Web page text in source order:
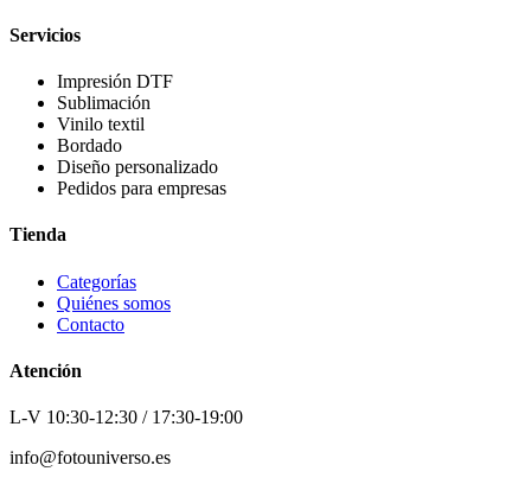
Servicios
Impresión DTF
Sublimación
Vinilo textil
Bordado
Diseño personalizado
Pedidos para empresas
Tienda
Categorías
Quiénes somos
Contacto
Atención
L-V 10:30-12:30 / 17:30-19:00
info@fotouniverso.es